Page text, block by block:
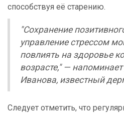
способствуя её старению.
"Сохранение
управление стрессом
повлиять на здоровье
возрасте," —
Иванова, известный
Следует отметить, что